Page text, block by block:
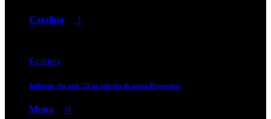
Catalina 1
Fashion
Influente din anii ’70 in colectia de iarna Hispanitas
Mona 0